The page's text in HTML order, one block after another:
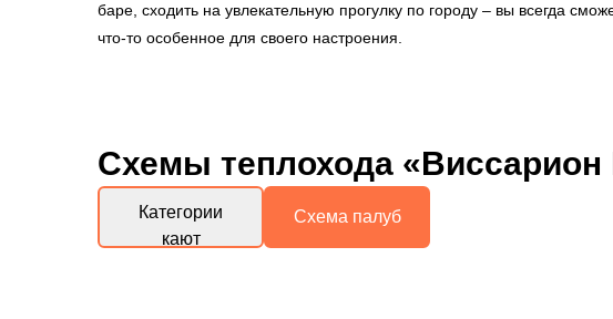
баре, сходить на увлекательную прогулку по городу – вы всегда
что-то особенное для своего настроения.
Схемы теплохода
Категории
кают
Схема палуб